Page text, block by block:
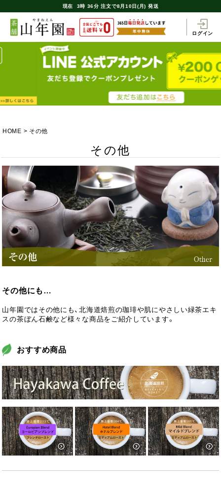
現在 3時 36分 注文で8月10日(月) 発送
ログイン
HOME その他
その他
その他にも…
山年園ではその他にも、北海道焙煎の珈琲や肌にやさしい緑茶エキ
スの茶ぼん石鹸など様々な商品をご紹介しています。
おすすめ商品